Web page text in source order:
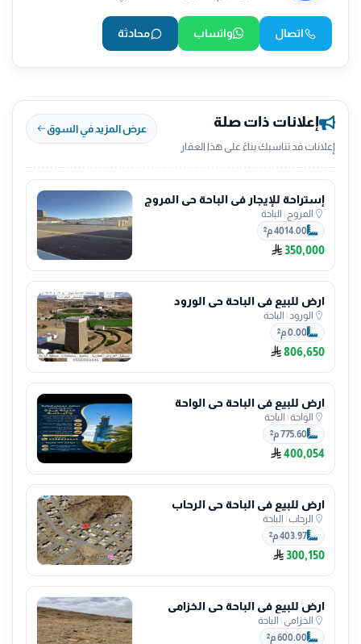
اتصال واتساب محادثة
إعلانات ذات صلة
إعلانات قد تناسبك بناءً على هذا العقار
عرض المزيد في السوق
إستراحة للإيجار في الباحة حي المروج
المروج | الباحة
4014.00 م²
350,000
ارض للبيع في الباحة حي الورود
الورود | الباحة
0.00 م²
806,650
ارض للبيع في الباحة حي الواحة
الواحة| الباحة
775.60 م²
400,054
ارض للبيع في الباحة حي الرحاب
الرحاب| الباحة
403.97 م²
300,150
ارض للبيع في الباحة حي الخزامى
الخزامى | الباحة
600.00 م²